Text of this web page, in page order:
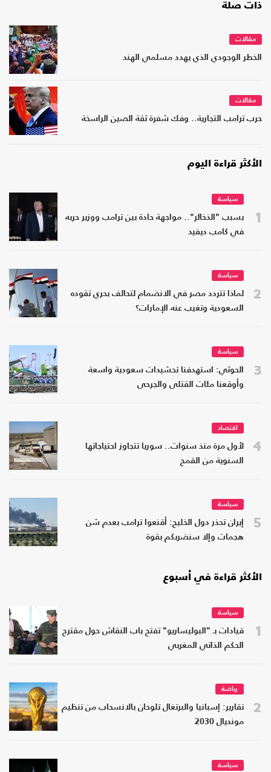
ذات صلة
مقالات
الخطر الوجودي الذي يهدد مسلمي الهند
مقالات
حرب ترامب التجارية.. وفك شفرة ثقة الصين الراسخة
الأكثر قراءة اليوم
1
سياسة
بسبب "الذخائر".. مواجهة حادة بين ترامب ووزير حربه
في كامب ديفيد
2
سياسة
لماذا تتردد مصر في الانضمام لتحالف بحري تقوده
السعودية وتغيب عنه الإمارات؟
3
سياسة
الحوثي: استهدفنا تحشيدات سعودية واسعة
وأوقعنا مئات القتلى والجرحى
4
اقتصاد
لأول مرة منذ سنوات.. سوريا تتجاوز احتياجاتها
السنوية من القمح
5
سياسة
إيران تحذر دول الخليج: أقنعوا ترامب بعدم شن
هجمات وإلا سنضربكم بقوة
الأكثر قراءة في أسبوع
1
سياسة
قيادات بـ "البوليساريو" تفتح باب النقاش حول مقترح
الحكم الذاتي المغربي
2
رياضة
تقارير: إسبانيا والبرتغال تلوحان بالانسحاب من تنظيم
مونديال 2030
سياسة